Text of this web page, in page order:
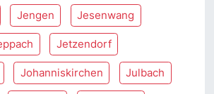
Jengen Jesenwang
Jetzendorf
Johanniskirchen Julbach